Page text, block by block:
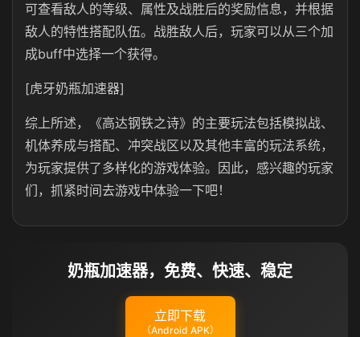
可查看敌人的等级、属性及战胜后的奖励信息，并根据
敌人的特性搭配队伍。战胜敌人后，玩家可以从三个加
成buff中选择一个获得。
[虎牙奶瓶加速器]
综上所述，《高达钢铁之诗》的主要玩法包括模拟战、
机体养成与搭配、冲突战区以及其他丰富的玩法系统，
为玩家提供了多样化的游戏体验。因此，感兴趣的玩家
们，抓紧时间去游戏中体验一下吧！‌‌‌
奶瓶加速器，免费、快速、稳定
立即下载
（Android APK）